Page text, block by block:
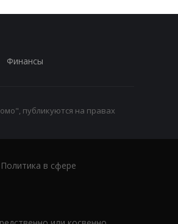
Финансы
публикуются на правах
Политика в сфере